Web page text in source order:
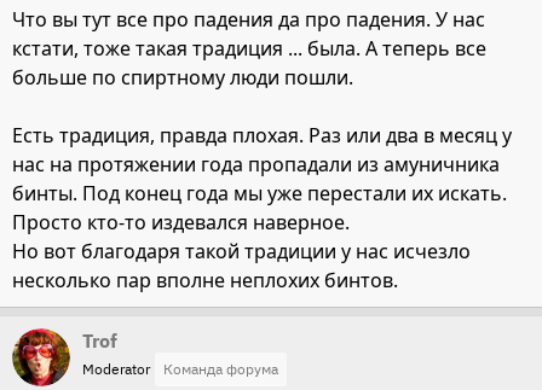
Что вы тут все про падения да про падения. У нас
кстати, тоже такая традиция ... была. А теперь все
больше по спиртному люди пошли.
Есть традиция, правда плохая. Раз или два в месяц у
нас на протяжении года пропадали из амуничника
бинты. Под конец года мы уже перестали их искать.
Просто кто-то издевался наверное.
Но вот благодаря такой традиции у нас исчезло
несколько пар вполне неплохих бинтов.
Trof
Moderator Команда форума